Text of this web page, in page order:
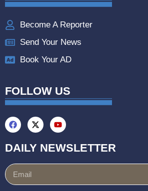
Become A Reporter
Send Your News
Book Your AD
FOLLOW US
DAILY NEWSLETTER